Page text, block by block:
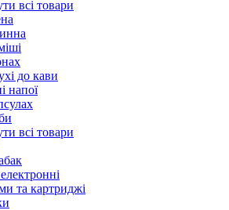
всі товари
до кави
напої
всі товари
та картриджі